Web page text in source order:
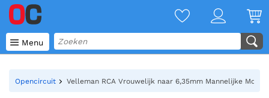
 Menu
Opencircuit Velleman RCA Vrouwelijk naar 6,35mm Mannelijke Mono